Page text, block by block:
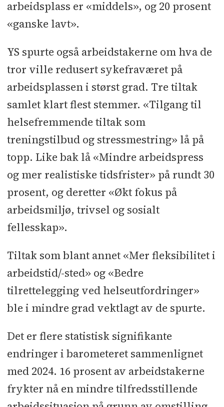
arbeidsplass er «middels», og 20 prosent
«ganske lavt».
YS spurte også arbeidstakerne om hva de
tror ville redusert sykefraværet på
arbeidsplassen i størst grad. Tre tiltak
samlet klart flest stemmer. «Tilgang til
helsefremmende tiltak som
treningstilbud og stressmestring» lå på
topp. Like bak lå «Mindre arbeidspress
og mer realistiske tidsfrister» på rundt 30
prosent, og deretter «Økt fokus på
arbeidsmiljø, trivsel og sosialt
fellesskap».
Tiltak som blant annet «Mer fleksibilitet i
arbeidstid/-sted» og «Bedre
tilrettelegging ved helseutfordringer»
ble i mindre grad vektlagt av de spurte.
Det er flere statistisk signifikante
endringer i barometeret sammenlignet
med 2024. 16 prosent av arbeidstakerne
frykter nå en mindre tilfredsstillende